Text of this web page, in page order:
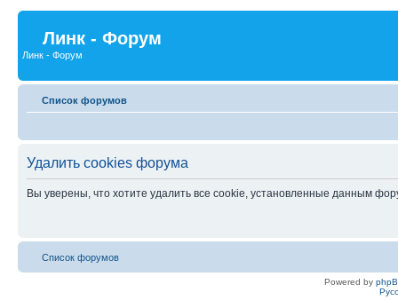
Линк - Форум
Линк - Форум
Список форумов
Удалить cookies форума
Вы уверены, что хотите удалить все cookie, установленные данным
Список форумов
Powered by